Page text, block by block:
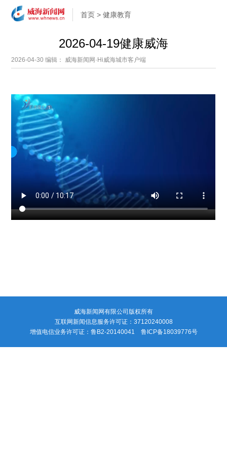
首页 >健康教育
2026-04-19健康威海
2026-04-30编辑： 威海新闻网·Hi威海城市客户端
威海新闻网有限公司版权所有
互联网新闻信息服务许可证：37120240008
增值电信业务许可证：鲁B2-20140041 鲁ICP备18039776号